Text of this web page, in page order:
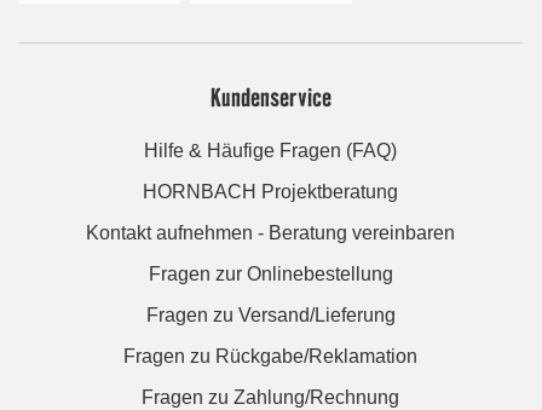
Kundenservice
Hilfe & Häufige Fragen (FAQ)
HORNBACH Projektberatung
Kontakt aufnehmen - Beratung vereinbaren
Fragen zur Onlinebestellung
Fragen zu Versand/Lieferung
Fragen zu Rückgabe/Reklamation
Fragen zu Zahlung/Rechnung